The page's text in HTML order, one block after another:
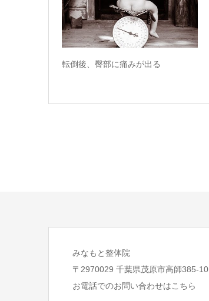
転倒後、臀部に痛みが出る
みなもと整体院
〒2970029 千葉県茂原市高師385-10
お電話でのお問い合わせはこちら